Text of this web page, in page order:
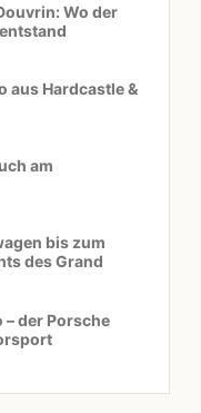
Wo der
aus Hardcastle &
am
bis zum
des Grand
– der Porsche